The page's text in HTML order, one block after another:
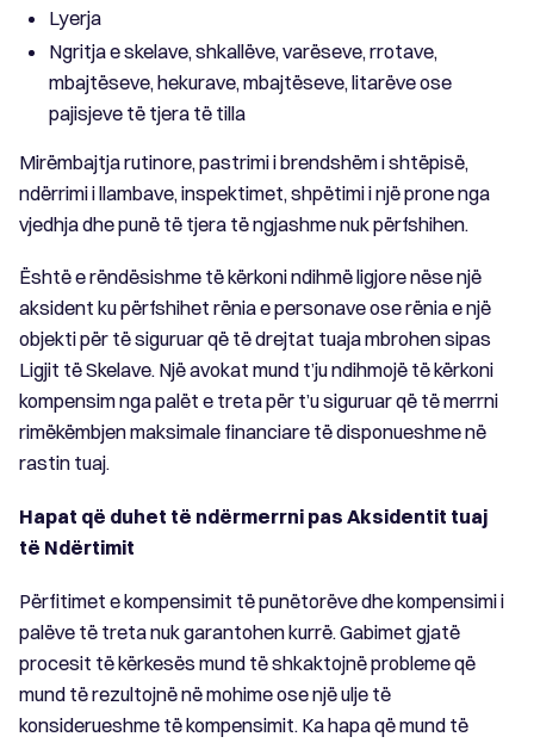
Lyerja
Ngritja e skelave, shkallëve, varëseve, rrotave,
mbajtëseve, hekurave, mbajtëseve, litarëve ose
pajisjeve të tjera të tilla
Mirëmbajtja rutinore, pastrimi i brendshëm i shtëpisë,
ndërrimi i llambave, inspektimet, shpëtimi i një prone nga
vjedhja dhe punë të tjera të ngjashme nuk përfshihen.
Është e rëndësishme të kërkoni ndihmë ligjore nëse një
aksident ku përfshihet rënia e personave ose rënia e një
objekti për të siguruar që të drejtat tuaja mbrohen sipas
Ligjit të Skelave. Një avokat mund t’ju ndihmojë të kërkoni
kompensim nga palët e treta për t’u siguruar që të merrni
rimëkëmbjen maksimale financiare të disponueshme në
rastin tuaj.
Hapat që duhet të ndërmerrni pas Aksidentit tuaj
të Ndërtimit
Përfitimet e kompensimit të punëtorëve dhe kompensimi i
palëve të treta nuk garantohen kurrë. Gabimet gjatë
procesit të kërkesës mund të shkaktojnë probleme që
mund të rezultojnë në mohime ose një ulje të
konsiderueshme të kompensimit. Ka hapa që mund të